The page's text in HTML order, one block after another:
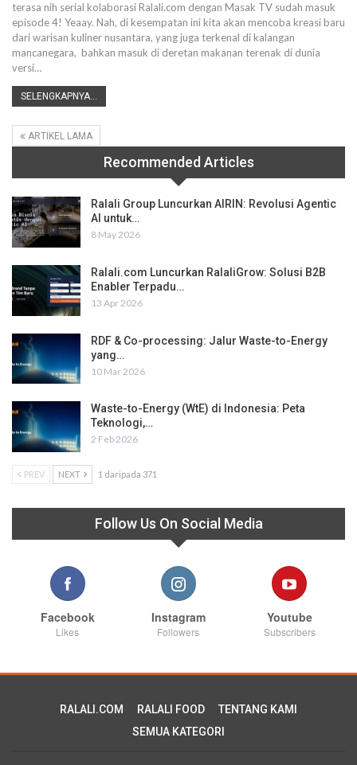
terasa nih serial kolaborasi Ralali.com dengan Masak TV sudah masuk
episode 4! Yeaay. Nah, di kesempatan ini kita akan mencoba kreasi baru
dari warisan kuliner nusantara, yang juga terkenal di kalangan
mancanegara, bahkan masuk di deretan makanan terenak di dunia
versi…
SELENGKAPNYA...
ARTIKEL LAMA
Recommended Articles
Ralali Group Luncurkan AIRIN: Revolusi Agentic
AI untuk…
8 May 2026
Ralali.com Luncurkan RalaliGrow: Solusi B2B
Enabler Terpadu…
13 Apr 2026
RDF & Co-processing: Jalur Waste-to-Energy
yang…
10 Mar 2026
Waste-to-Energy (WtE) di Indonesia: Peta
Teknologi,…
2 Feb 2026
PREV NEXT 1 daripada 371
Follow Us On Social Media
Facebook
Likes
Instagram
Followers
Youtube
Subscribers
RALALI.COM RALALI FOOD
TENTANG KAMI
SEMUA KATEGORI